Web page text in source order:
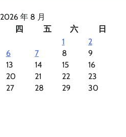
2026 年 8 月
四 五 六
日
1
2
6 7 8
9
13 14 15
16
20 21 22
23
27 28 29
30